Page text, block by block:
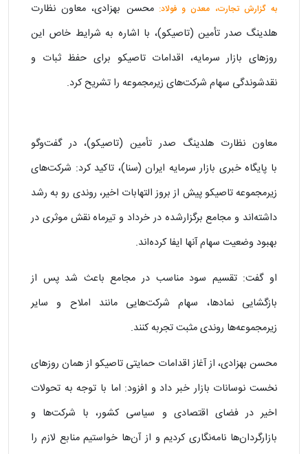
به گزارش تجارت، معدن و فولاد:محسن بهزادی، معاون نظارت
هلدینگ صدر تأمین (تاصیکو)، با اشاره به شرایط خاص این
روزهای بازار سرمایه، اقدامات تاصیکو برای حفظ ثبات و
نقدشوندگی سهام شرکت‌های زیرمجموعه را تشریح کرد.
معاون نظارت هلدینگ صدر تأمین (تاصیکو)، در گفت‌وگو
با پایگاه خبری بازار سرمایه ایران (سنا)، تاکید کرد: شرکت‌های
زیرمجموعه تاصیکو پیش از بروز التهابات اخیر، روندی رو به رشد
داشته‌اند و مجامع برگزارشده در خرداد و تیرماه نقش موثری در
بهبود وضعیت سهام آنها ایفا کرده‌اند.
او گفت: تقسیم سود مناسب در مجامع باعث شد پس از
بازگشایی نمادها، سهام شرکت‌هایی مانند املاح و سایر
زیرمجموعه‌ها روندی مثبت تجربه کنند.
محسن بهزادی، از آغاز اقدامات حمایتی تاصیکو از همان روزهای
نخست نوسانات بازار خبر داد و افزود: اما با توجه به تحولات
اخیر در فضای اقتصادی و سیاسی کشور، با شرکت‌ها و
بازارگردان‌ها نامه‌نگاری کردیم و از آن‌ها خواستیم منابع لازم را